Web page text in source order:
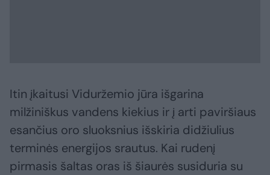
Itin įkaitusi Viduržemio jūra išgarina
milžiniškus vandens kiekius ir į arti paviršiaus
esančius oro sluoksnius išskiria didžiulius
terminės energijos srautus. Kai rudenį
pirmasis šaltas oras iš šiaurės susiduria su